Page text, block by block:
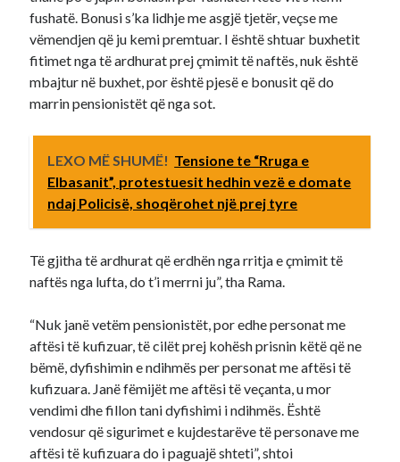
fushatë. Bonusi s’ka lidhje me asgjë tjetër, veçse me
vëmendjen që ju kemi premtuar. I është shtuar buxhetit
fitimet nga të ardhurat prej çmimit të naftës, nuk është
mbajtur në buxhet, por është pjesë e bonusit që do
marrin pensionistët që nga sot.
LEXO MË SHUMË! Tensione te “Rruga e
Elbasanit”, protestuesit hedhin vezë e domate
ndaj Policisë, shoqërohet një prej tyre
Të gjitha të ardhurat që erdhën nga rritja e çmimit të
naftës nga lufta, do t’i merrni ju”, tha Rama.
“Nuk janë vetëm pensionistët, por edhe personat me
aftësi të kufizuar, të cilët prej kohësh prisnin këtë që ne
bëmë, dyfishimin e ndihmës per personat me aftësi të
kufizuara. Janë fëmijët me aftësi të veçanta, u mor
vendimi dhe fillon tani dyfishimi i ndihmës. Është
vendosur që sigurimet e kujdestarëve të personave me
aftësi të kufizuara do i paguajë shteti”, shtoi